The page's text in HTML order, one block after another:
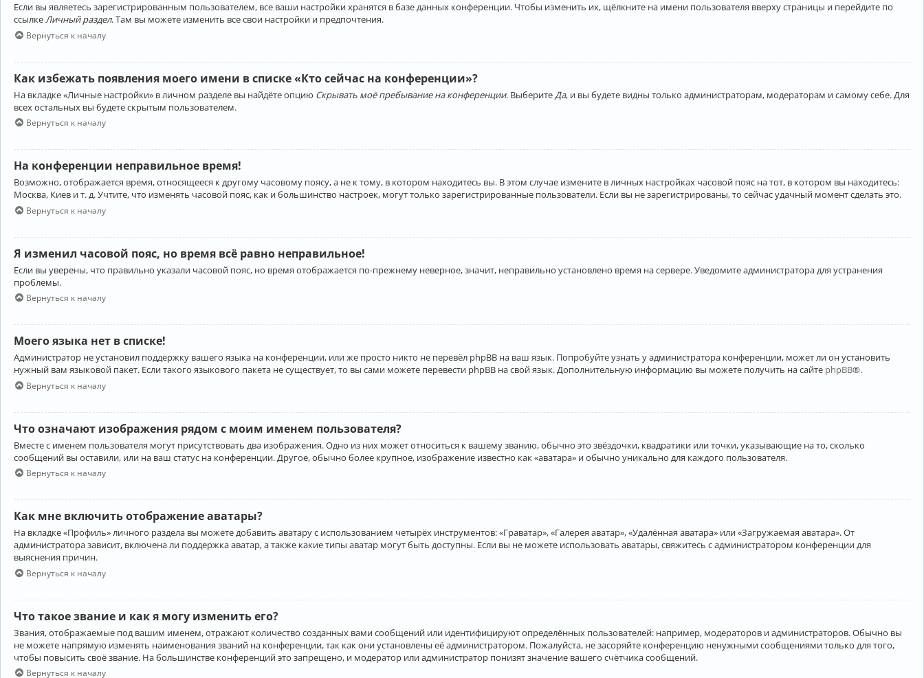
Если вы являетесь зарегистрированным пользователем, все ваши настройки хранятся в базе данных конференции. Чтобы изменить их, щёлкните на имени пользователя вверху страницы и перейдите по
ссылкеЛичный раздел. Там вы можете изменить все свои настройки и предпочтения.
Вернуться к началу
Как избежать появления моего имени в списке «Кто сейчас на конференции»?
На вкладке «Личные настройки» в личном разделе вы найдёте опцию Скрывать моё пребывание на конференции. Выберите Да, и вы будете видны только администраторам, модераторам и самому себе. Для
всех остальных вы будете скрытым пользователем.
Вернуться к началу
На конференции неправильное время!
Возможно, отображается время, относящееся к другому часовому поясу, а не к тому, в котором находитесь вы. В этом случае измените в личных настройках часовой пояс на тот, в котором вы находитесь:
Москва, Киев и т. д. Учтите, что изменять часовой пояс, как и большинство настроек, могут только зарегистрированные пользователи. Если вы не зарегистрированы, то сейчас удачный момент сделать это.
Вернуться к началу
Я изменил часовой пояс, но время всё равно неправильное!
Если вы уверены, что правильно указали часовой пояс, но время отображается по-прежнему неверное, значит, неправильно установлено время на сервере. Уведомите администратора для устранения
проблемы.
Вернуться к началу
Моего языка нет в списке!
Администратор не установил поддержку вашего языка на конференции, или же просто никто не перевёл phpBB на ваш язык. Попробуйте узнать у администратора конференции, может ли он установить
нужный вам языковой пакет. Если такого языкового пакета не существует, то вы сами можете перевести phpBB на свой язык. Дополнительную информацию вы можете получить на сайте phpBB®.
Вернуться к началу
Что означают изображения рядом с моим именем пользователя?
Вместе с именем пользователя могут присутствовать два изображения. Одно из них может относиться к вашему званию, обычно это звёздочки, квадратики или точки, указывающие на то, сколько
сообщений вы оставили, или на ваш статус на конференции. Другое, обычно более крупное, изображение известно как «аватара» и обычно уникально для каждого пользователя.
Вернуться к началу
Как мне включить отображение аватары?
На вкладке «Профиль» личного раздела вы можете добавить аватару с использованием четырёх инструментов: «Граватар», «Галерея аватар», «Удалённая аватара» или «Загружаемая аватара». От
администратора зависит, включена ли поддержка аватар, а также какие типы аватар могут быть доступны. Если вы не можете использовать аватары, свяжитесь с администратором конференции для
выяснения причин.
Вернуться к началу
Что такое звание и как я могу изменить его?
Звания, отображаемые под вашим именем, отражают количество созданных вами сообщений или идентифицируют определённых пользователей: например, модераторов и администраторов. Обычно вы
не можете напрямую изменять наименования званий на конференции, так как они установлены её администратором. Пожалуйста, не засоряйте конференцию ненужными сообщениями только для того,
чтобы повысить своё звание. На большинстве конференций это запрещено, и модератор или администратор понизят значение вашего счётчика сообщений.
Вернуться к началу